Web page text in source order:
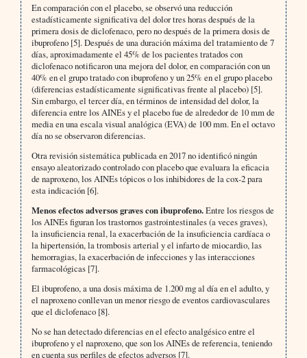
En comparación con el placebo, se observó una reducción
estadísticamente significativa del dolor tres horas después de la
primera dosis de diclofenaco, pero no después de la primera dosis de
ibuprofeno [5]. Después de una duración máxima del tratamiento de 7
días, aproximadamente el 45% de los pacientes tratados con
diclofenaco notificaron una mejora del dolor, en comparación con un
40% en el grupo tratado con ibuprofeno y un 25% en el grupo placebo
(diferencias estadísticamente significativas frente al placebo) [5].
Sin embargo, el tercer día, en términos de intensidad del dolor, la
diferencia entre los AINEs y el placebo fue de alrededor de 10 mm de
media en una escala visual analógica (EVA) de 100 mm. En el octavo
día no se observaron diferencias.
Otra revisión sistemática publicada en 2017 no identificó ningún
ensayo aleatorizado controlado con placebo que evaluara la eficacia
de naproxeno, los AINEs tópicos o los inhibidores de la cox-2 para
esta indicación [6].
Menos efectos adversos graves con ibuprofeno.Entre los riesgos de
los AINEs figuran los trastornos gastrointestinales (a veces graves),
la insuficiencia renal, la exacerbación de la insuficiencia cardíaca o
la hipertensión, la trombosis arterial y el infarto de miocardio, las
hemorragias, la exacerbación de infecciones y las interacciones
farmacológicas [7].
El ibuprofeno, a una dosis máxima de 1.200 mg al día en el adulto, y
el naproxeno conllevan un menor riesgo de eventos cardiovasculares
que el diclofenaco [8].
No se han detectado diferencias en el efecto analgésico entre el
ibuprofeno y el naproxeno, que son los AINEs de referencia, teniendo
en cuenta sus perfiles de efectos adversos [7].